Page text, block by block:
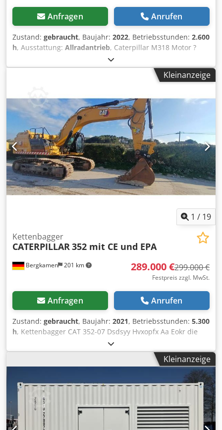
Anfragen Anrufen
Zustand: gebraucht, Baujahr: 2022, Betriebsstunden: 2.600
h, Ausstattung: Allradantrieb, Caterpillar M318 Motor ?
Motor: Cat C4.4 ? Leistung (ISO 14396): 129 kW / ca. 176 PS
? Hubraum: 4,4 l ? Zylinder: 4 ? Emission: EU Stage V
Fahrleistung Höchstgeschwindigkeit: bis ca. 35 km/h *
Ejr * Lenkung: Allrad mit Pendelachse Tank & Hydraulik
Dieseltank: ca. 350 Liter * Hydrauliksystem: Load-Sensing
Hydraulik mit mehreren Zusatzkreisen für Anbaugeräte
Klimaanlage Erst 2600 Betriebsstunden und eine sehr gute
Zustand
Kleinanzeige
1 / 19
Bergkamen 201 km
Kettenbagger
CATERPILLAR 352 mit CE und EPA
289.000 €299.000 €
Festpreis zzgl. MwSt.
Anfragen Anrufen
Zustand: gebraucht, Baujahr: 2021, Betriebsstunden: 5.300
h, Kettenbagger CAT 352-07 Dsdsyy Hvxopfx Aa Eokr die
Maschine hat erst 5300 Betriebsstunden und ist in guten
Zustand Einsatzgewicht ca. 52.800 kg
Kleinanzeige